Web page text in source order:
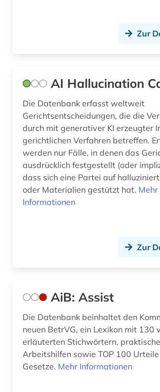
chinesisches recht (1)
codierung (1)
common law (3)
commonwealth (9)
compliance (1)
controlling (1)
copyright (1)
corona (2)
covid-19 (2)
datenanalyse (1)
datenauswertung (1)
Zur
AI Hallucination
Die Datenbank erfasst weltweit
Gerichtsentscheidungen, die die
durch mit generativer KI erzeugter
gerichtlichen Verfahren betreffen.
werden nur Fälle, in denen das
ausdrücklich festgestellt (oder
dass sich eine Partei auf
oder Materialien gestützt hat. Mehr
Informationen
Zur
AiB: Assist
Die Datenbank beinhaltet den
neuen BetrVG, ein Lexikon mit 130
erläuterten Stichwörtern, praktische
Arbeitshilfen sowie TOP 100
Gesetze. Mehr Informationen